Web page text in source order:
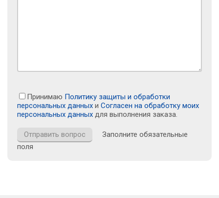
Принимаю Политику защиты и обработки
персональных данных и Согласен на обработку моих
персональных данных для выполнения заказа.
Заполните обязательные
поля